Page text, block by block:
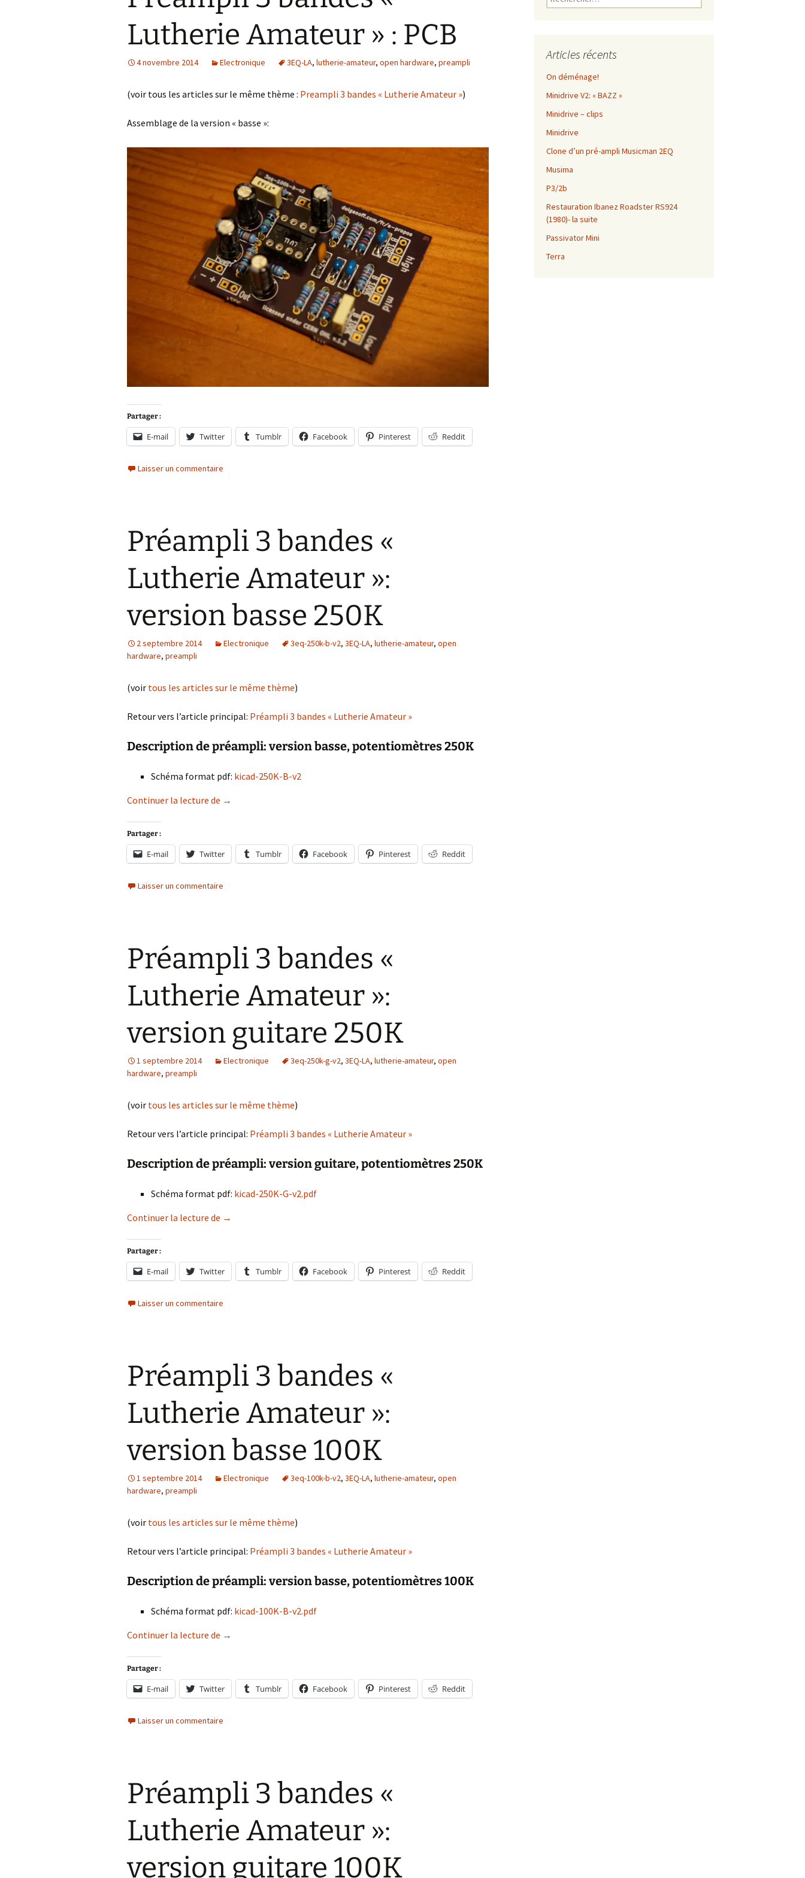
Lutherie Amateur » : PCB
4 novembre 2014 Electronique 3EQ-LA, lutherie-amateur, open hardware, preampli
(voir tous les articles sur le même thème : Preampli 3 bandes « Lutherie Amateur »)
Assemblage de la version « basse »:
Partager :
E-mail Twitter Tumblr Facebook Pinterest Reddit
Laisser un commentaire
Préampli 3 bandes «
Lutherie Amateur »:
version basse 250K
2 septembre 2014 Electronique 3eq-250k-b-v2, 3EQ-LA, lutherie-amateur, open
hardware, preampli
(voir tous les articles sur le même thème)
Retour vers l’article principal: Préampli 3 bandes « Lutherie Amateur »
Description de préampli: version basse, potentiomètres 250K
Schéma format pdf: kicad-250K-B-v2
Continuer la lecture de Préampli 3 bandes « Lutherie Amateur »: version basse 250K
→
Partager :
E-mail Twitter Tumblr Facebook Pinterest Reddit
Laisser un commentaire
Préampli 3 bandes «
Lutherie Amateur »:
version guitare 250K
1 septembre 2014 Electronique 3eq-250k-g-v2, 3EQ-LA, lutherie-amateur, open
hardware, preampli
(voir tous les articles sur le même thème)
Retour vers l’article principal: Préampli 3 bandes « Lutherie Amateur »
Description de préampli: version guitare, potentiomètres 250K
Schéma format pdf: kicad-250K-G-v2.pdf
Continuer la lecture de Préampli 3 bandes « Lutherie Amateur »: version guitare 250K
→
Partager :
E-mail Twitter Tumblr Facebook Pinterest Reddit
Laisser un commentaire
Préampli 3 bandes «
Lutherie Amateur »:
version basse 100K
1 septembre 2014 Electronique 3eq-100k-b-v2, 3EQ-LA, lutherie-amateur, open
hardware, preampli
(voir tous les articles sur le même thème)
Retour vers l’article principal: Préampli 3 bandes « Lutherie Amateur »
Description de préampli: version basse, potentiomètres 100K
Schéma format pdf: kicad-100K-B-v2.pdf
Continuer la lecture de Préampli 3 bandes « Lutherie Amateur »: version basse 100K
→
Partager :
E-mail Twitter Tumblr Facebook Pinterest Reddit
Laisser un commentaire
Préampli 3 bandes «
Lutherie Amateur »:
version guitare 100K
Articles récents
On déménage!
Minidrive V2: « BAZZ »
Minidrive – clips
Minidrive
Clone d’un pré-ampli Musicman 2EQ
Musima
P3/2b
Restauration Ibanez Roadster RS924
(1980)- la suite
Passivator Mini
Terra